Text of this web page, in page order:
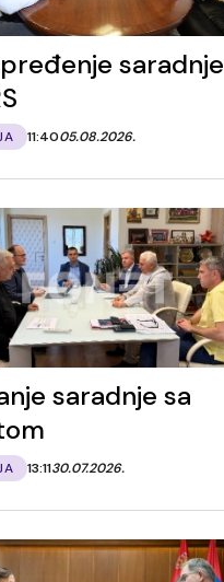
saradnje
11:4005.08.2026.
saradnje sa
13:1130.07.2026.